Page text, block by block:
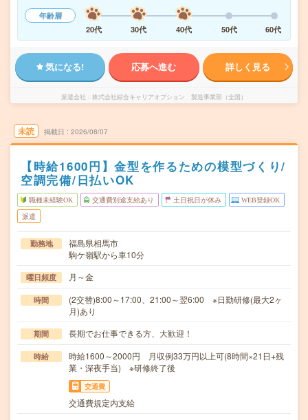
年齢層
20代
30代 40代 50代 60代
気になる! 応募へ進む 詳しく見る
派遣会社 株式会社綜合キャリアオプション 製造事業部（全国）
未読 掲載日 2026/08/07
【時給1600円】金型を作るための模型づくり/
空調完備/日払いOK
職種未経験OK 交通費別途支給あり 土日祝日が休み WEB登録OK
派遣
勤務地
福島県相馬市
駒ケ嶺駅から車10分
曜日頻度 月～金
時間
(2交替)8:00～17:00、21:00～翌6:00 ※日勤研修(最大2ヶ
月)あり
期間 長期でお仕事できる方、大歓迎！
時給
時給1600～2000円 月収例33万円以上可(8時間×21日+残
業・深夜手当) ※研修終了後
交通費
交通費規定内支給